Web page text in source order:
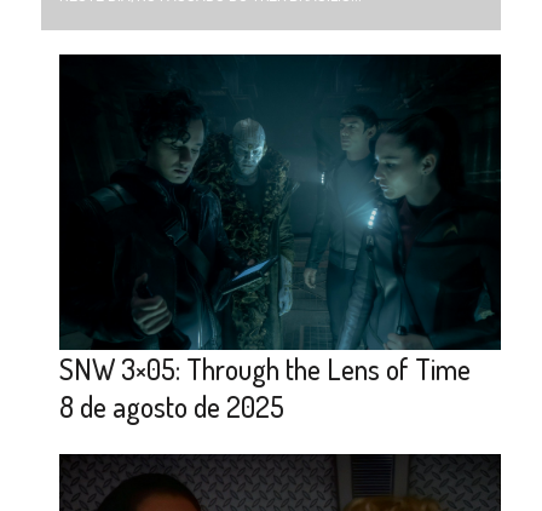
SNW 3×05: Through the Lens of Time
8 de agosto de 2025